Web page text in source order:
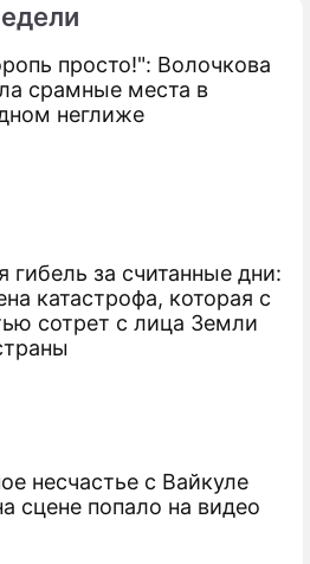
просто!": Волочкова
срамные места в
неглиже
гибель за считанные дни:
катастрофа, которая с
сотрет с лица Земли
несчастье с Вайкуле
сцене попало на видео